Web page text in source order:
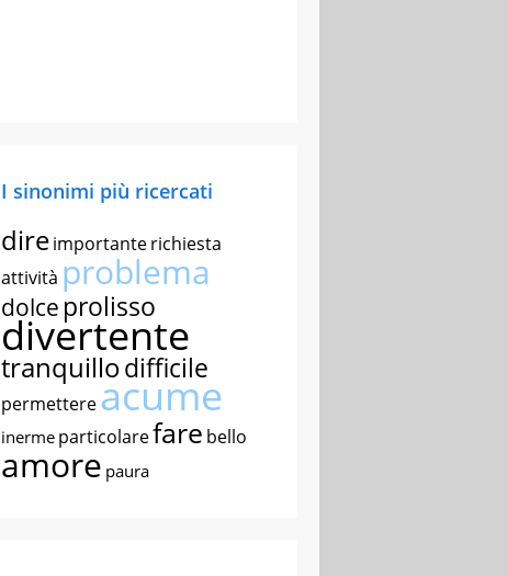
I sinonimi più ricercati
direimportanterichiesta
attività problema
dolce prolisso
divertente
tranquillodifficile
permettereacume
inerme particolarefare bello
amore paura